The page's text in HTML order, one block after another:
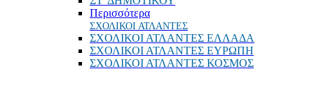
Περισσότερα
ΣΧΟΛΙΚΟΙ ΑΤΛΑΝΤΕΣ
ΣΧΟΛΙΚΟΙ ΑΤΛΑΝΤΕΣ ΕΛΛΑΔΑ
ΣΧΟΛΙΚΟΙ ΑΤΛΑΝΤΕΣ ΕΥΡΩΠΗ
ΣΧΟΛΙΚΟΙ ΑΤΛΑΝΤΕΣ ΚΟΣΜΟΣ